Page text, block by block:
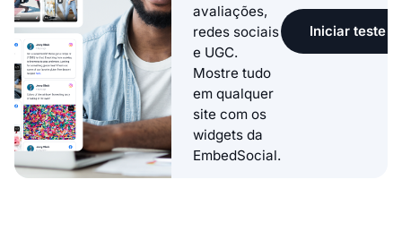
avaliações,
redes sociais
e UGC.
Mostre tudo
em qualquer
site com os
widgets da
EmbedSocial.
Iniciar teste